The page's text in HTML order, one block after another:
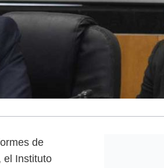
de
el Instituto